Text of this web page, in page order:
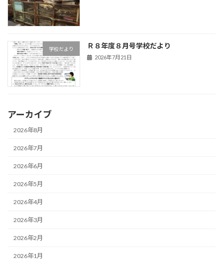
学校だより Ｒ８年度８月号学校だより
2026年7月21日
アーカイブ
2026年8月
2026年7月
2026年6月
2026年5月
2026年4月
2026年3月
2026年2月
2026年1月